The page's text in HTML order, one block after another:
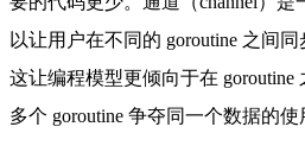
以让用户在不同的 goroutine 之间
这让编程模型更倾向于在
多个 goroutine 争夺同一个数据的使